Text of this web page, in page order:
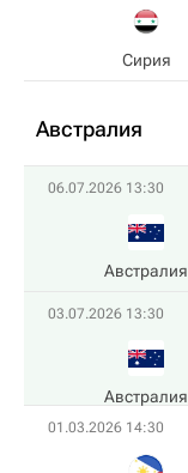
Сирия
Австралия
06.07.2026 13:30
Австралия
03.07.2026 13:30
Австралия
01.03.2026 14:30